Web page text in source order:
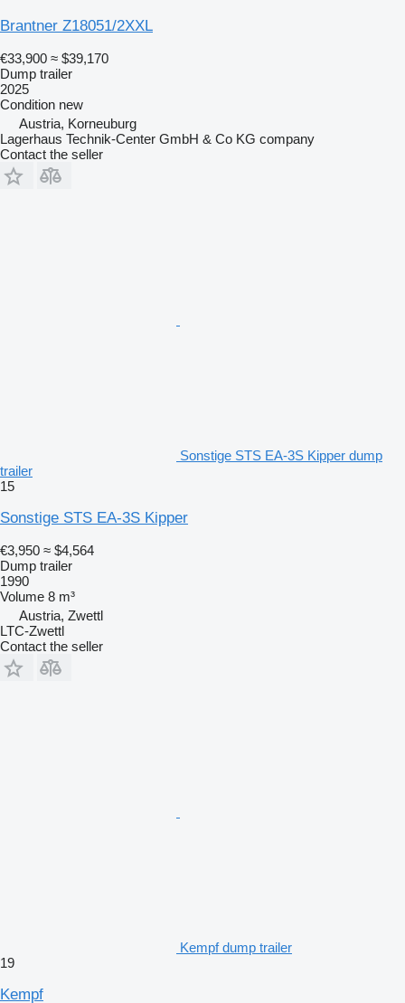
Brantner Z18051/2XXL
€33,900 ≈ $39,170
Dump trailer
2025
Condition new
Austria, Korneuburg
Lagerhaus Technik-Center GmbH & Co KG company
Contact the seller
Sonstige STS EA-3S Kipper dump
trailer
15
Sonstige STS EA-3S Kipper
€3,950 ≈ $4,564
Dump trailer
1990
Volume 8 m³
Austria, Zwettl
LTC-Zwettl
Contact the seller
Kempf dump trailer
19
Kempf